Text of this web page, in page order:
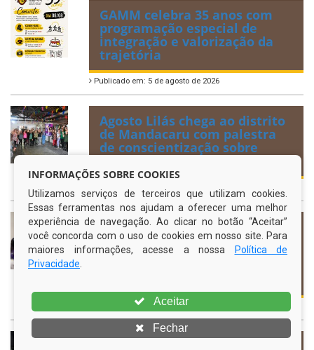
GAMM celebra 35 anos com
programação especial de
integração e valorização da
trajetória
Publicado em: 5 de agosto de 2026
Agosto Lilás chega ao distrito
de Mandacaru com palestra
de conscientização sobre
violência contra a mulher
Secretaria Municipal da
Mulher promove palestra
sobre protagonismo feminino
Publicado em: 4 de agosto de 2026
INFORMAÇÕES SOBRE COOKIES
Utilizamos serviços de terceiros que utilizam cookies.
Essas ferramentas nos ajudam a oferecer uma melhor
experiência de navegação. Ao clicar no botão “Aceitar”
você concorda com o uso de cookies em nosso site. Para
maiores informações, acesse a nossa
Política de
Privacidade
Aceitar
Fechar